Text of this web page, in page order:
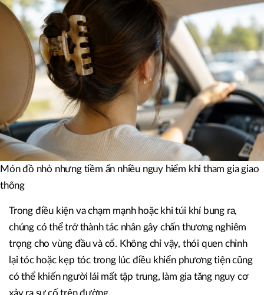
Món đồ nhỏ nhưng tiềm ẩn nhiều nguy hiểm khi tham gia giao
thông
Trong điều kiện va chạm mạnh hoặc khi túi khí bung ra,
chúng có thể trở thành tác nhân gây chấn thương nghiêm
trọng cho vùng đầu và cổ. Không chỉ vậy, thói quen chỉnh
lại tóc hoặc kẹp tóc trong lúc điều khiển phương tiện cũng
có thể khiến người lái mất tập trung, làm gia tăng nguy cơ